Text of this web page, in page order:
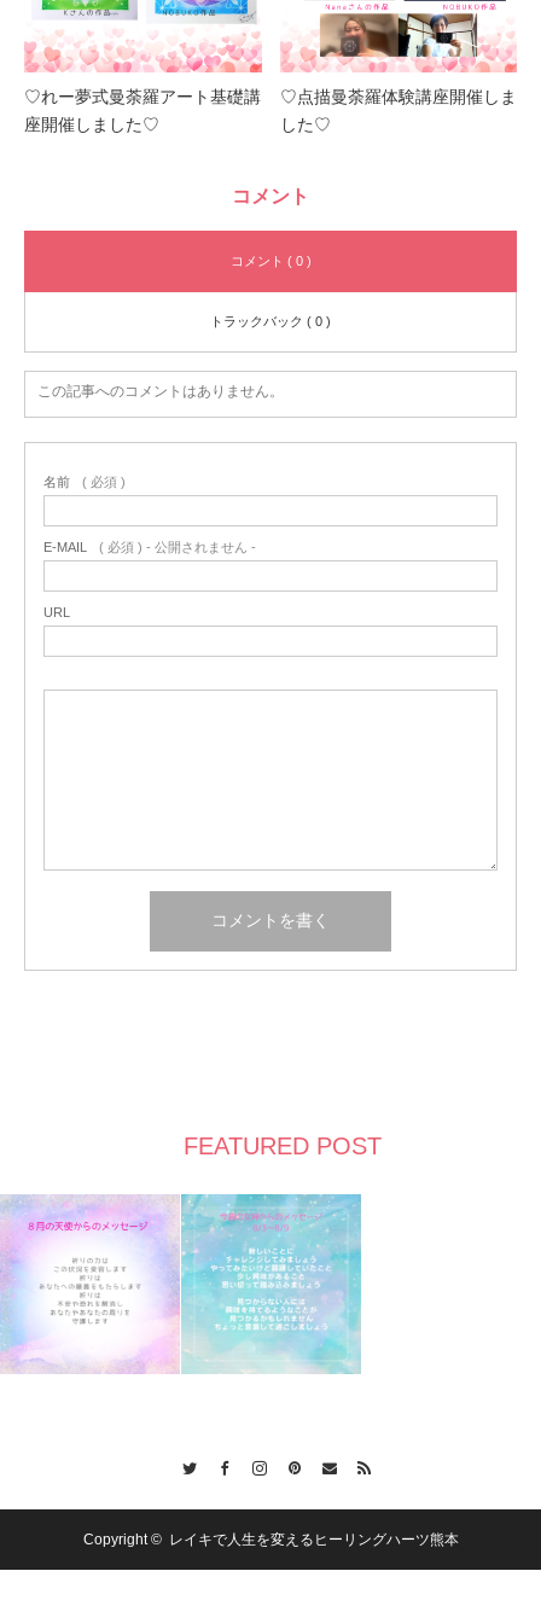
♡れー夢式曼荼羅アート基礎講
座開催しました♡
♡点描曼荼羅体験講座開催しま
した♡
コメント
コメント ( 0 )
トラックバック ( 0 )
この記事へのコメントはありません。
名前 ( 必須 )
E-MAIL ( 必須 ) - 公開されません -
URL
FEATURED POST
Copyright © レイキで人生を変えるヒーリングハーツ熊本